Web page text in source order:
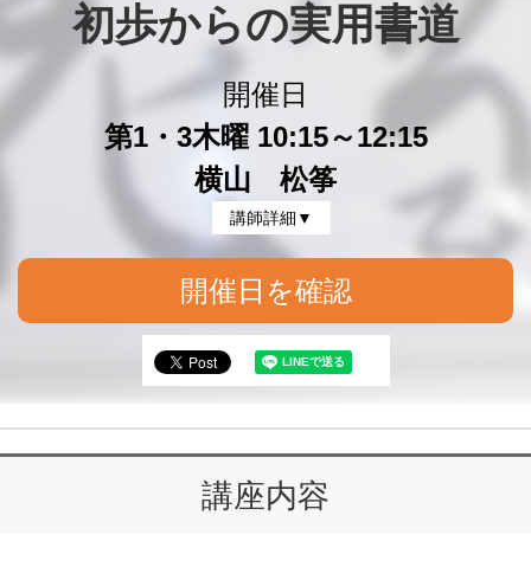
初歩からの実用書道
開催日
第1・3木曜 10:15～12:15
横山 松筝
講師詳細▼
開催日を確認
講座内容